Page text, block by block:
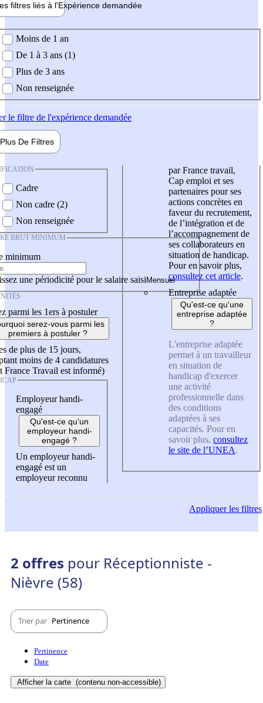
filtres liés à l'Expérience demandée
demandée
Moins de 1 an
De 1 à 3 ans (1)
Plus de 3 ans
Non renseignée
le filtre de l'expérience demandée
Plus De Filtres
Cadre
Non cadre (2)
Non renseignée
BRUT MINIMUM
minimum
une périodicité pour le salaire saisi
parmi les 1ers à postuler
serez-vous parmi les
premiers à postuler ?
de plus de 15 jours,
moins de 4 candidatures
France Travail est informé)
Employeur handi-
engagé
Qu'est-ce qu'un
employeur handi-
engagé ?
Un employeur handi-
engagé est un
employeur reconnu
par France travail,
Cap emploi et ses
partenaires pour ses
actions concrètes en
faveur du recrutement,
de l’intégration et de
l’accompagnement de
ses collaborateurs en
situation de handicap.
Pour en savoir plus,
consultez cet article.
Entreprise adaptée
Qu'est-ce qu'une
entreprise adaptée
?
L'entreprise adaptée
permet à un travailleur
en situation de
handicap d'exercer
une activité
professionnelle dans
des conditions
adaptées à ses
capacités. Pour en
savoir plus, consultez
le site de l’UNEA.
Appliquerles filtres
2 offres pour Réceptionniste -
Nièvre (58)
Trier par Pertinence
Pertinence
Date
Afficher la carte (contenu non-accessible)